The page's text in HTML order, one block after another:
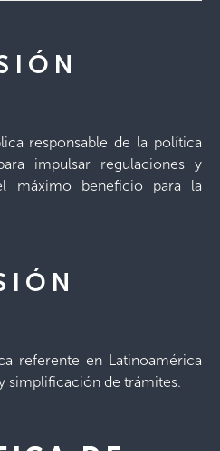
responsable de la política
impulsar regulaciones y
máximo beneficio para la
referente en Latinoamérica
simplificación de trámites.